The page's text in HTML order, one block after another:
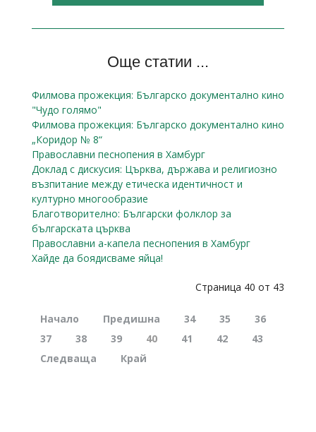
Още статии ...
Филмова прожекция: Българско документално кино
"Чудо голямо"
Филмова прожекция: Българско документално кино
„Коридор № 8“
Православни песнопения в Хамбург
Доклад с дискусия: Църква, държава и религиозно
възпитание между етическа идентичност и
културно многообразие
Благотворително: Български фолклор за
българската църква
Православни а-капела песнопения в Хамбург
Хайде да боядисваме яйца!
Страница 40 от 43
Начало Предишна 34 35
36
37
38 39 40 41 42
43
Следваща
Край